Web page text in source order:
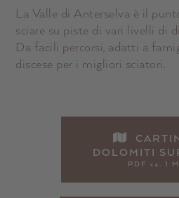
La Valle di Anterselva è il
sciare su piste di vari livelli di
Da facili percorsi, adatti a
discese per i migliori sciatori.
DOLOMITI
PDF ca. 1